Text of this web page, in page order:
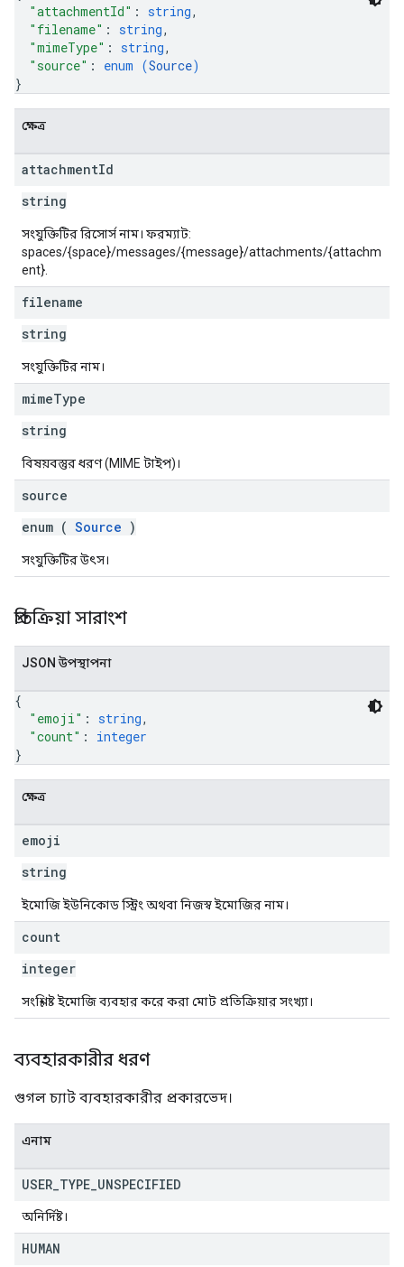
"attachmentId" : string,
"filename" : string,
"mimeType" : string,
"source" : enum (Source)
}
ক্ষেত্র
attachmentId
string
সংযুক্তিটির রিসোর্স নাম। ফরম্যাট:
spaces/{space}/messages/{message}/attachments/{attachm
ent}.
filename
string
সংযুক্তিটির নাম।
mimeType
string
বিষয়বস্তুর ধরণ (MIME টাইপ)।
source
enum ( Source )
সংযুক্তিটির উৎস।
প্রতিক্রিয়া সারাংশ
JSON উপস্থাপনা
{
"emoji" : string,
"count" : integer
}
ক্ষেত্র
emoji
string
ইমোজি ইউনিকোড স্ট্রিং অথবা নিজস্ব ইমোজির নাম।
count
integer
সংশ্লিষ্ট ইমোজি ব্যবহার করে করা মোট প্রতিক্রিয়ার সংখ্যা।
ব্যবহারকারীর ধরণ
গুগল চ্যাট ব্যবহারকারীর প্রকারভেদ।
এনাম
USER TYPE UNSPECIFIED
অনির্দিষ্ট।
HUMAN